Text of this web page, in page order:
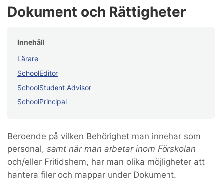
Dokument och Rättigheter
Innehåll
Lärare
SchoolEditor
SchoolStudent Advisor
SchoolPrincipal
Beroende på vilken Behörighet man innehar som
personal, samt när man arbetar inom Förskolan
och/eller Fritidshem, har man olika möjligheter att
hantera filer och mappar under Dokument.